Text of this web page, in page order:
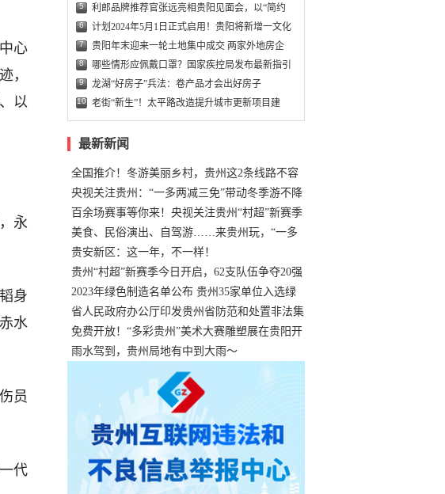
心
，
以
永
身
水
员
代
5 利郎品牌推荐官张远亮相贵阳见面会，以“简约
6 计划2024年5月1日正式启用！贵阳将新增一文化
7 贵阳年末迎来一轮土地集中成交 两家外地房企
8 哪些情形应佩戴口罩？国家疾控局发布最新指引
9 龙湖“好房子”兵法：卷产品才会出好房子
10 老街“新生”！太平路改造提升城市更新项目建
最新新闻
全国推介！冬游美丽乡村，贵州这2条线路不容
错过
央视关注贵州：“一多两减三免”带动冬季游不降
温
百余场赛事等你来！央视关注贵州“村超”新赛季
正式“打响”
美食、民俗演出、自驾游……来贵州玩，“一多
两减三免”！
贵安新区：这一年，不一样！
贵州“村超”新赛季今日开启，62支队伍争夺20强
名额
2023年绿色制造名单公布 贵州35家单位入选绿
色工厂
省人民政府办公厅印发贵州省防范和处置非法集
资工作实施细则
免费开放！“多彩贵州”美术大赛雕塑展在贵阳开
展，持续至1月19日
雨水驾到，贵州局地有中到大雨～